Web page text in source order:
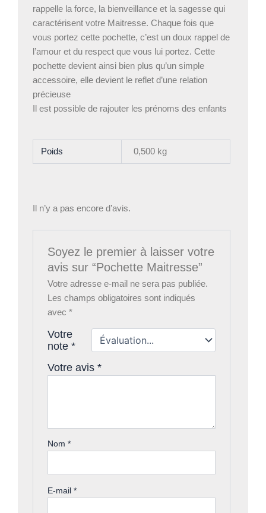
rappelle la force, la bienveillance et la sagesse qui
caractérisent votre Maitresse. Chaque fois que
vous portez cette pochette, c’est un doux rappel de
l’amour et du respect que vous lui portez. Cette
pochette devient ainsi bien plus qu’un simple
accessoire, elle devient le reflet d’une relation
précieuse
Il est possible de rajouter les prénoms des enfants
Poids 0,500 kg
Il n’y a pas encore d’avis.
Soyez le premier à laisser votre
avis sur “Pochette Maitresse”
Votre adresse e-mail ne sera pas publiée.
Les champs obligatoires sont indiqués
avec*
Votre
note*
Votre avis*
Nom*
E-mail*